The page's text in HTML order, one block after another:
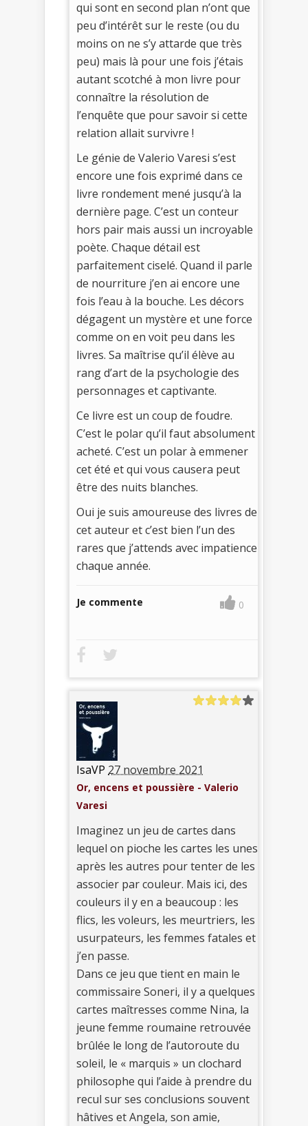
qui sont en second plan n’ont que
peu d’intérêt sur le reste (ou du
moins on ne s’y attarde que très
peu) mais là pour une fois j’étais
autant scotché à mon livre pour
connaître la résolution de
l’enquête que pour savoir si cette
relation allait survivre !
Le génie de Valerio Varesi s’est
encore une fois exprimé dans ce
livre rondement mené jusqu’à la
dernière page. C’est un conteur
hors pair mais aussi un incroyable
poète. Chaque détail est
parfaitement ciselé. Quand il parle
de nourriture j’en ai encore une
fois l’eau à la bouche. Les décors
dégagent un mystère et une force
comme on en voit peu dans les
livres. Sa maîtrise qu’il élève au
rang d’art de la psychologie des
personnages et captivante.
Ce livre est un coup de foudre.
C’est le polar qu’il faut absolument
acheté. C’est un polar à emmener
cet été et qui vous causera peut
être des nuits blanches.
Oui je suis amoureuse des livres de
cet auteur et c’est bien l’un des
rares que j’attends avec impatience
chaque année.
Je commente 0
IsaVP 27 novembre 2021
Or, encens et poussière - Valerio
Varesi
Imaginez un jeu de cartes dans
lequel on pioche les cartes les unes
après les autres pour tenter de les
associer par couleur. Mais ici, des
couleurs il y en a beaucoup : les
flics, les voleurs, les meurtriers, les
usurpateurs, les femmes fatales et
j’en passe.
Dans ce jeu que tient en main le
commissaire Soneri, il y a quelques
cartes maîtresses comme Nina, la
jeune femme roumaine retrouvée
brûlée le long de l’autoroute du
soleil, le « marquis » un clochard
philosophe qui l’aide à prendre du
recul sur ses conclusions souvent
hâtives et Angela, son amie,